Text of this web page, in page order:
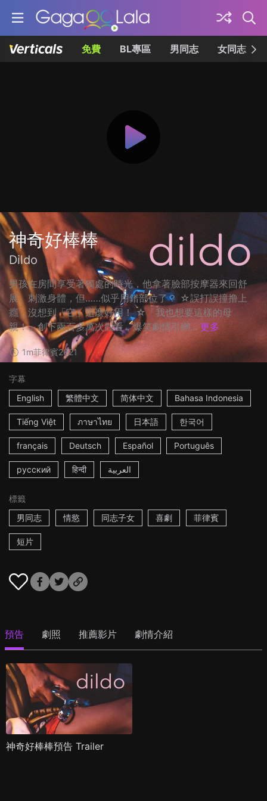
免費 BL專區 男同志 女同志
神奇好棒棒
Dildo
男孩在房間享受著獨處的時光，他拿著臉部按摩器來回舒
展、刺激身體，但……似乎用錯部位了？ ☆誤打誤撞撸上
癮，沒想到「它」這麼好用！ ☆「我也想要這樣的母
親！」創下兩百多萬次觀看，爆笑劇情引網... 更多
1m菲律賓2021
字幕
English
繁體中文 简体中文 Bahasa Indonesia
Tiếng Việt ภาษาไทย 日本語 한국어
français Deutsch Español Português
русский हिन्दी العربية
標籤
男同志
情慾 同志子女 喜劇 菲律賓
短片
預告 劇照 推薦影片 劇情介紹
神奇好棒棒預告 Trailer